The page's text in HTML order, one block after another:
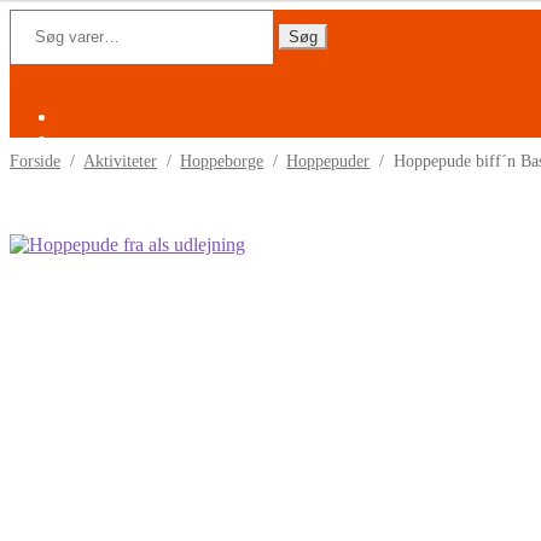
navigation
indhold
efter:
Søg
Forside / Aktiviteter / Hoppeborge / Hoppepuder / Hoppepude biff´n